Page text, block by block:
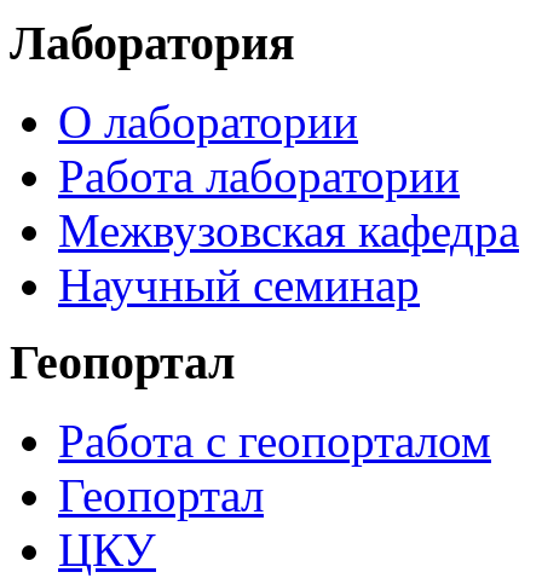
Лаборатория
О лаборатории
Работа лаборатории
Межвузовская кафедра
Научный семинар
Геопортал
Работа с геопорталом
Геопортал
ЦКУ